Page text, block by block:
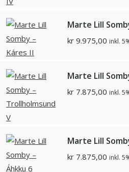
Marte Lill
kr 9.975,00 inkl.
Marte Lill
kr 7.875,00 inkl.
Marte Lill
kr 7.875,00 inkl.